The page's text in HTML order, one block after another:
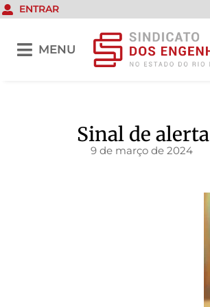
ENTRAR
MENU
Sinal de alerta
9 de março de 2024